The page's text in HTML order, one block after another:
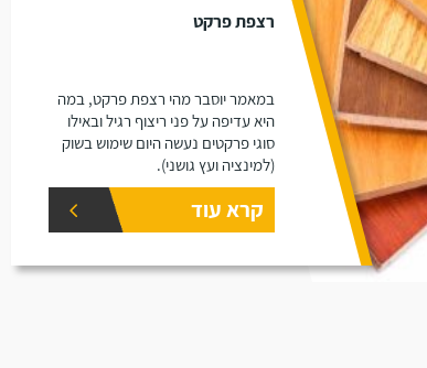
רצפת פרקט
במאמר יוסבר מהי רצפת פרקט, במה
היא עדיפה על פני ריצוף רגיל ובאילו
סוגי פרקטים נעשה היום שימוש בשוק
(למינציה ועץ גושני).
קרא עוד